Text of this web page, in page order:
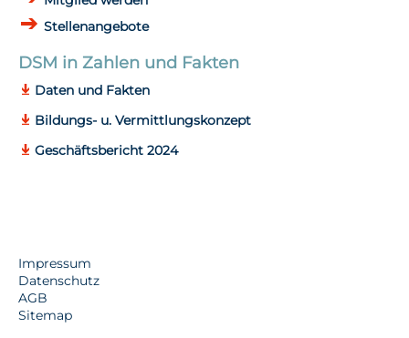
Stellenangebote
DSM in Zahlen und Fakten
Daten und Fakten
Bildungs- u. Vermittlungskonzept
Geschäftsbericht 2024
Impressum
Datenschutz
AGB
Sitemap